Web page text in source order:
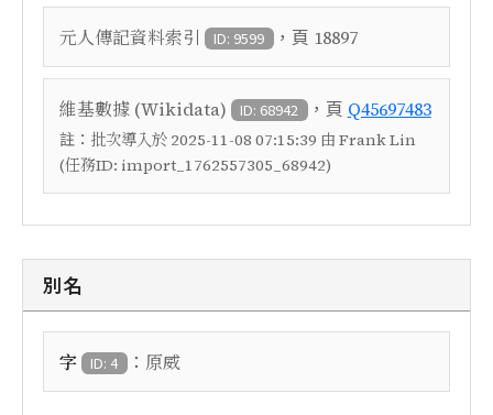
元人傳記資料索引 ID: 9599 ，頁 18897
維基數據 (Wikidata) ID: 68942 ，頁 Q45697483
註： 批次導入於 2025-11-08 07:15:39 由 Frank Lin
(任務ID: import_1762557305_68942)
別名
字 ID: 4 ： 原威